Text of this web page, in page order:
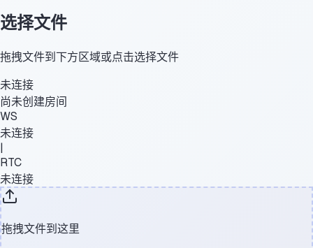
选择文件
拖拽文件到下方区域或点击选择文件
未连接
尚未创建房间
WS
未连接
|
RTC
未连接
拖拽文件到这里